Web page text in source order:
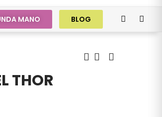
MANO BLOG
THOR